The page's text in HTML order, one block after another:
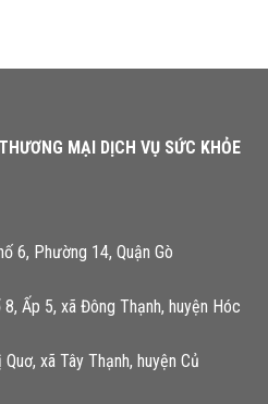
MẠI DỊCH VỤ SỨC KHỎE
6, Phường 14, Quận Gò
Ấp 5, xã Đông Thạnh, huyện Hóc
xã Tây Thạnh, huyện Củ